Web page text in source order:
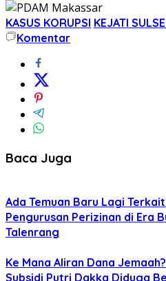
KASUS KORUPSI KEJATI
Komentar
Baca Juga
Ada Temuan Baru Lagi
Pengurusan Perizinan di Era
Talenrang
Ke Mana Aliran Dana
Subsidi Putri Dakka Diduga